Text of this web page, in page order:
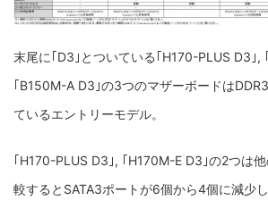
末尾に｢D3｣とついている｢H170-PLUS D3｣,
｢B150M-A D3｣の3つのマザーボードは
ているエントリーモデル。
｢H170-PLUS D3｣, ｢H170M-E D3｣の2つは
較するとSATA3ポートが6個から4個に減少